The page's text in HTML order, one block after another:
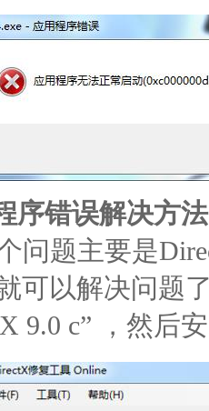
序错误解决方
问题主要是
可以解决问题
9.0 c” ，然后